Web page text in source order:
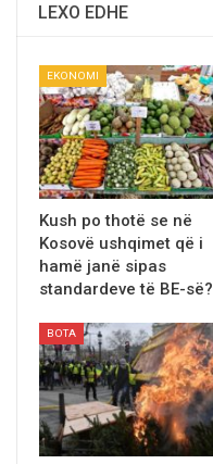
LEXO EDHE
EKONOMI
Kush po thotë se në
Kosovë ushqimet që i
hamë janë sipas
standardeve të BE-së?
BOTA